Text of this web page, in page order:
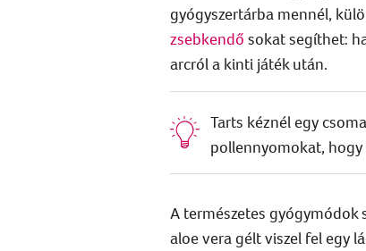
gyógyszertárba mennél,
zsebkendő sokat segíthet:
arcról a kinti játék után.
Tarts kéznél egy
pollennyomokat, hogy
A természetes
aloe vera gélt viszel fel egy